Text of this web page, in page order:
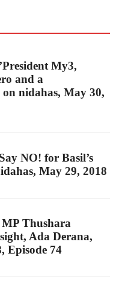
My3,
and a
nidahas, May 30,
NO! for Basil’s
May 29, 2018
Thushara
Ada Derana,
Episode 74